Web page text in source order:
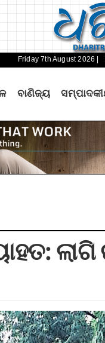
Friday 7th August 2026 |
ବାଣିଜ୍ୟ